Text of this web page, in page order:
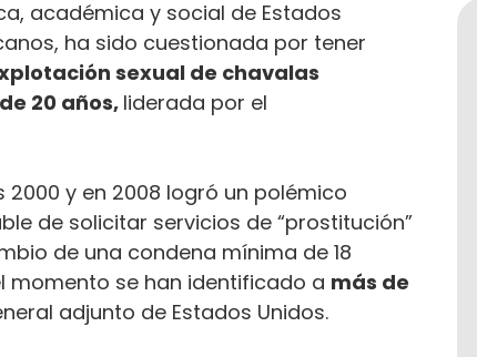
académica y social de Estados
ha sido cuestionada por tener
sexual de chavalas
20 años, liderada por el
y en 2008 logró un polémico
de solicitar servicios de “prostitución”
de una condena mínima de 18
momento se han identificado a más de
adjunto de Estados Unidos.